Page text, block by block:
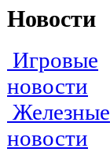
Новости
Игровые
новости
Железные
новости